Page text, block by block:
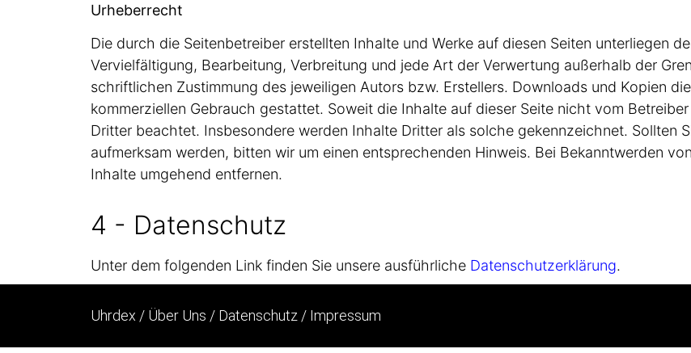
Urheberrecht
Die durch die Seitenbetreiber erstellten Inhalte und Werke auf diesen Seiten unterliegen
Vervielfältigung, Bearbeitung, Verbreitung und jede Art der Verwertung außerhalb der
schriftlichen Zustimmung des jeweiligen Autors bzw. Erstellers. Downloads und Kopien
kommerziellen Gebrauch gestattet. Soweit die Inhalte auf dieser Seite nicht vom
Dritter beachtet. Insbesondere werden Inhalte Dritter als solche gekennzeichnet. Sollten
aufmerksam werden, bitten wir um einen entsprechenden Hinweis. Bei Bekanntwerden
Inhalte umgehend entfernen.
4 - Datenschutz
Unter dem folgenden Link finden Sie unsere ausführliche Datenschutzerklärung.
Uhrdex / Über Uns / Datenschutz / Impressum